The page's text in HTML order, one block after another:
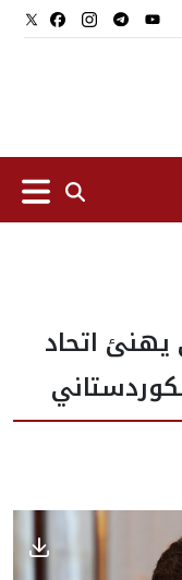
يهنئ اتحاد